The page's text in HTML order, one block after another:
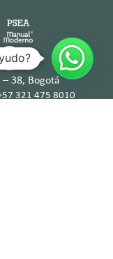
38, Bogotá
321 475 8010